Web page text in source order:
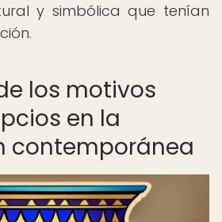
y simbólica que tenían
los motivos
en la
contemporánea